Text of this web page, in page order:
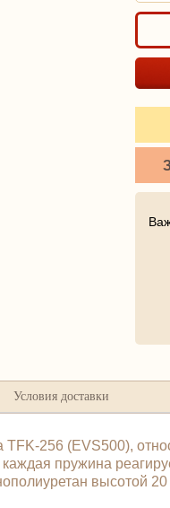
Условия доставки
256 (EVS500),
пружина